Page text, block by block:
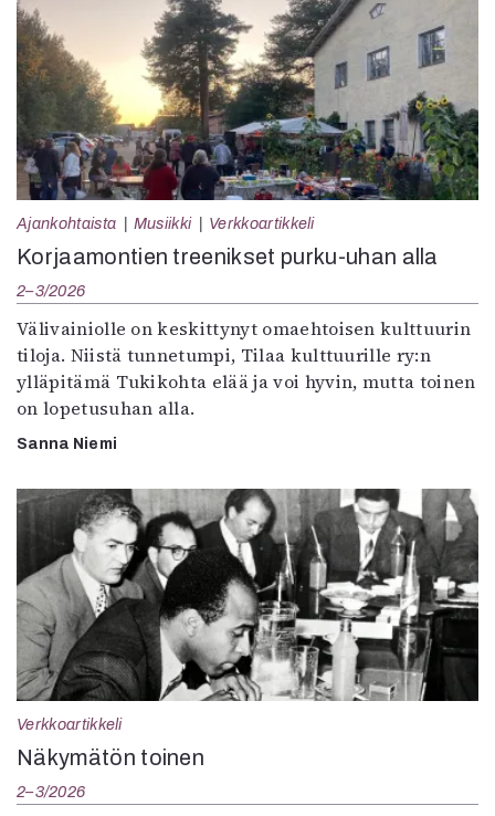
Ajankohtaista Musiikki Verkkoartikkeli
Korjaamontien treenikset purku-uhan alla
2–3/2026
Välivainiolle on keskittynyt omaehtoisen kulttuurin
tiloja. Niistä tunnetumpi, Tilaa kulttuurille ry:n
ylläpitämä Tukikohta elää ja voi hyvin, mutta toinen
on lopetusuhan alla.
Sanna Niemi
Verkkoartikkeli
Näkymätön toinen
2–3/2026